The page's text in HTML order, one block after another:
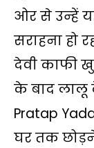
ओर से उन्‍हें
सराहना हो
देवी काफी
के बाद लालू
Pratap
घर तक